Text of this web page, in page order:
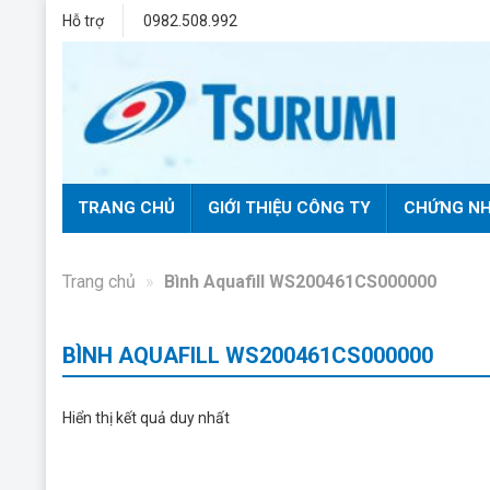
Hỗ trợ 0982.508.992
TRANG CHỦ GIỚI THIỆU CÔNG TY CHỨNG
Trang chủ » Bình Aquafill WS200461CS000000
BÌNH AQUAFILL WS200461CS000000
Hiển thị kết quả duy nhất